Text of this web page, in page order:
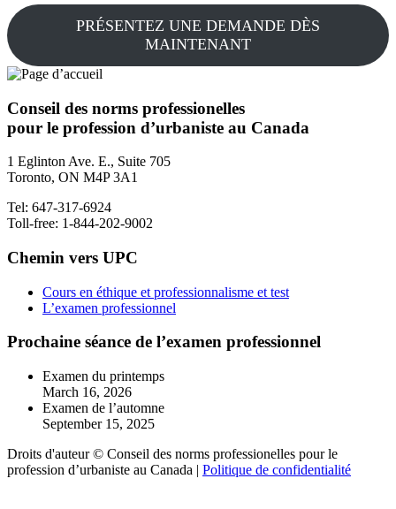
PRÉSENTEZ UNE DEMANDE DÈS
MAINTENANT
Conseil des norms professionelles
pour le profession d’urbaniste au Canada
1 Eglinton Ave. E., Suite 705
Toronto, ON M4P 3A1
Tel: 647-317-6924
Toll-free: 1-844-202-9002
Chemin vers UPC
Cours en éthique et professionnalisme et test
L’examen professionnel
Prochaine séance de l’examen professionnel
Examen du printemps
March 16, 2026
Examen de l’automne
September 15, 2025
Droits d'auteur © Conseil des norms professionelles pour le
profession d’urbaniste au Canada | Politique de confidentialité